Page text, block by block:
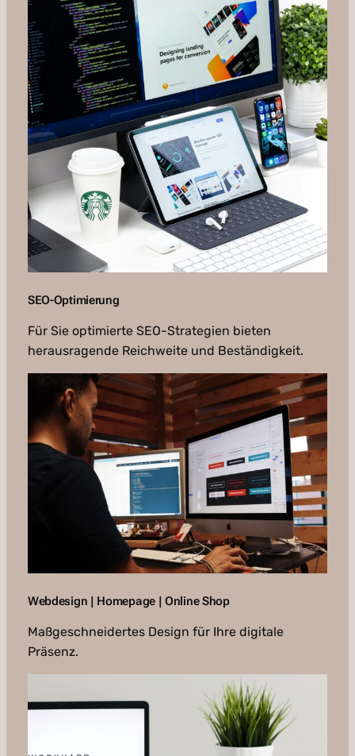
SEO-Optimierung
Für Sie optimierte SEO-Strategien bieten
herausragende Reichweite und Beständigkeit.
Webdesign | Homepage | Online Shop
Maßgeschneidertes Design für Ihre digitale
Präsenz.